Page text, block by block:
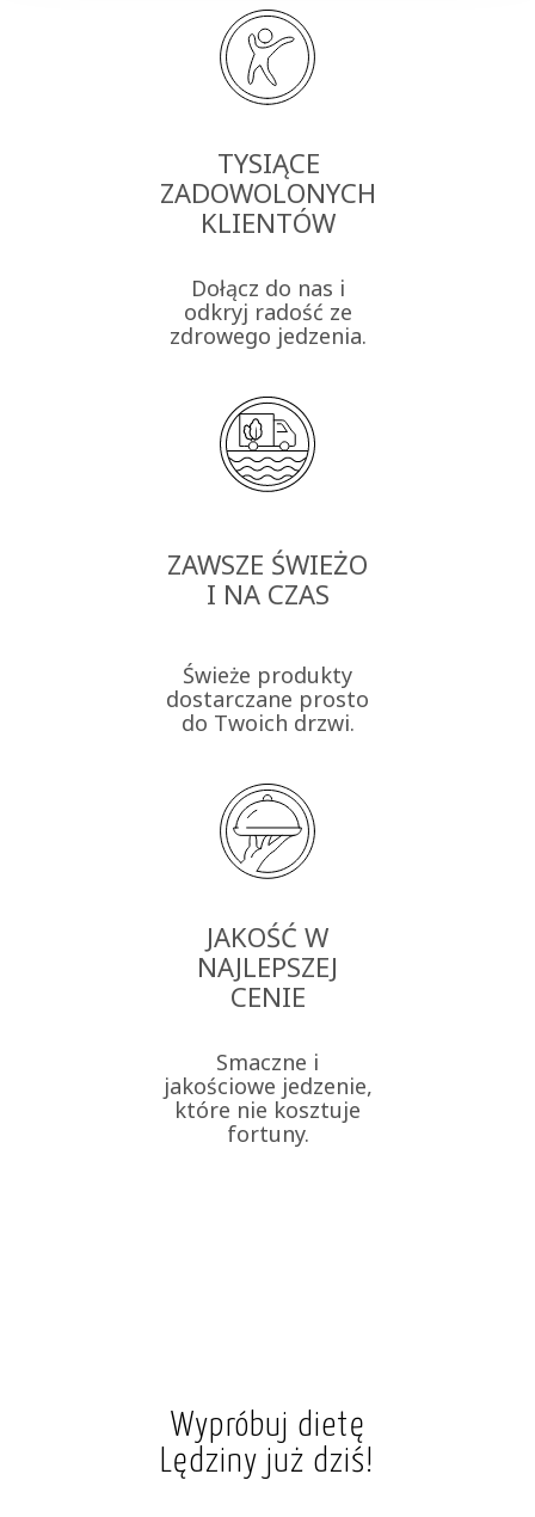
TYSIĄCE
ZADOWOLONYCH
KLIENTÓW
Dołącz do nas i
odkryj radość ze
zdrowego jedzenia.
ZAWSZE ŚWIEŻO
I NA CZAS
Świeże produkty
dostarczane prosto
do Twoich drzwi.
JAKOŚĆ W
NAJLEPSZEJ
CENIE
Smaczne i
jakościowe jedzenie,
które nie kosztuje
fortuny.
Wypróbuj dietę
Lędziny już dziś!